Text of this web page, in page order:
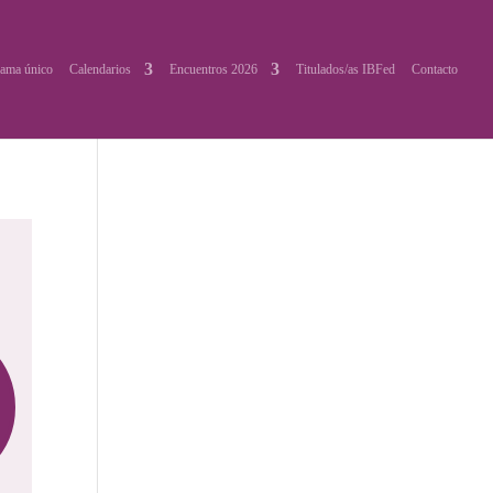
único Calendarios Encuentros 2026 Titulados/as IBFed Contacto